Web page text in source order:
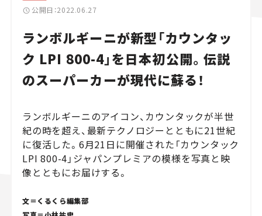
公開日：2022.06.27
ランボルギーニが新型「カウンタッ
ク LPI 800-4」を日本初公開。伝説
のスーパーカーが現代に蘇る！
ランボルギーニのアイコン、カウンタックが半世
紀の時を超え、最新テクノロジーとともに21世紀
に復活した。6月21日に開催された「カウンタック
LPI 800-4」ジャパンプレミアの模様を写真と映
像とともにお届けする。
文＝くるくら編集部
Cars
Lifestyle
Traffic
Special
Series
Campaign
人気のハッシュタグ
マツダ｜Mazda